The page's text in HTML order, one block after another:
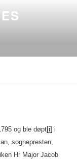
og ble døpt[i] i
sognepresten,
Hr Major Jacob